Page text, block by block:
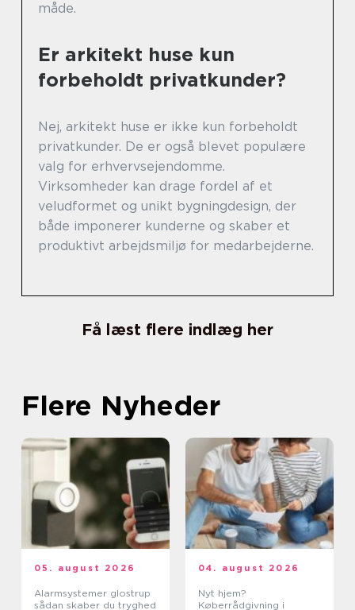
måde.
Er arkitekt huse kun
forbeholdt privatkunder?
Nej, arkitekt huse er ikke kun forbeholdt
privatkunder. De er også blevet populære
valg for erhvervsejendomme.
Virksomheder kan drage fordel af et
veludformet og unikt bygningdesign, der
både imponerer kunderne og skaber et
produktivt arbejdsmiljø for medarbejderne.
Få læst flere indlæg her
Flere Nyheder
05. august 2026
Alarmsystemer glostrup
sådan skaber du tryghed
04. august 2026
Nyt hjem?
Køberrådgivning i